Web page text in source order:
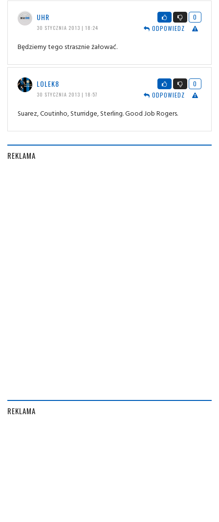
UHR
30 STYCZNIA 2013 | 18:24
0
ODPOWIEDZ
Będziemy tego strasznie żałować.
LOLEK8
30 STYCZNIA 2013 | 18:57
0
ODPOWIEDZ
Suarez, Coutinho, Sturridge, Sterling. Good Job Rogers.
REKLAMA
REKLAMA